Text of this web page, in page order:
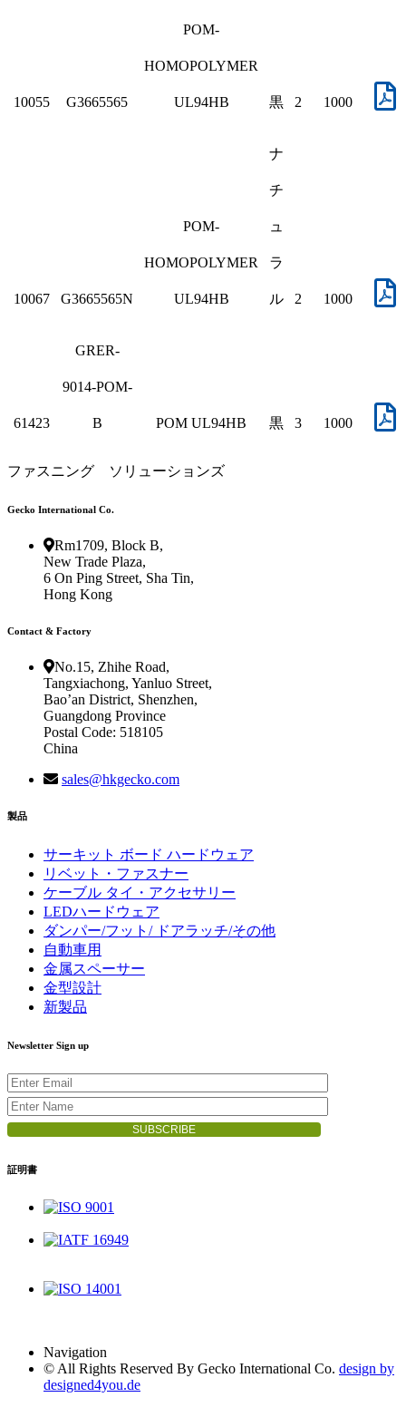
10055 G3665565
POM-
HOMOPOLYMER
UL94HB 黒 2 1000
10067 G3665565N
POM-
HOMOPOLYMER
UL94HB
ナ
チ
ュ
ラ
ル 2 1000
61423
GRER-
9014-POM-
B POM UL94HB 黒 3 1000
ファスニング ソリューションズ
Gecko International Co.
Rm1709, Block B,
New Trade Plaza,
6 On Ping Street, Sha Tin,
Hong Kong
Contact & Factory
No.15, Zhihe Road,
Tangxiachong, Yanluo Street,
Bao’an District, Shenzhen,
Guangdong Province
Postal Code: 518105
China
sales@hkgecko.com
製品
サーキット ボード ハードウェア
リベット・ファスナー
ケーブル タイ・アクセサリー
LEDハードウェア
ダンパー/フット/ ドアラッチ/その他
自動車用
金属スペーサー
金型設計
新製品
Newsletter Sign up
証明書
Navigation
© All Rights Reserved By Gecko International Co. design by
designed4you.de